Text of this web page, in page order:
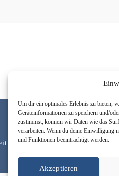
Um dir ein optimales Erlebnis zu bieten,
Geräteinformationen zu speichern und/
zustimmst, können wir Daten wie das
verarbeiten. Wenn du deine Einwilligung
und Funktionen beeinträchtigt werden.
Akzeptieren
Werbung Newsletter